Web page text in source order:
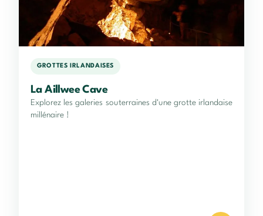
GROTTES IRLANDAISES
La Aillwee Cave
Explorez les galeries souterraines d'une grotte irlandaise
millénaire !